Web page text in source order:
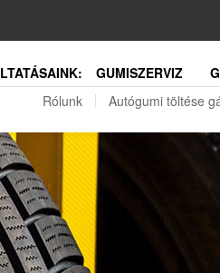
GUMISZERVIZ
Rólunk
Autógumi töltése